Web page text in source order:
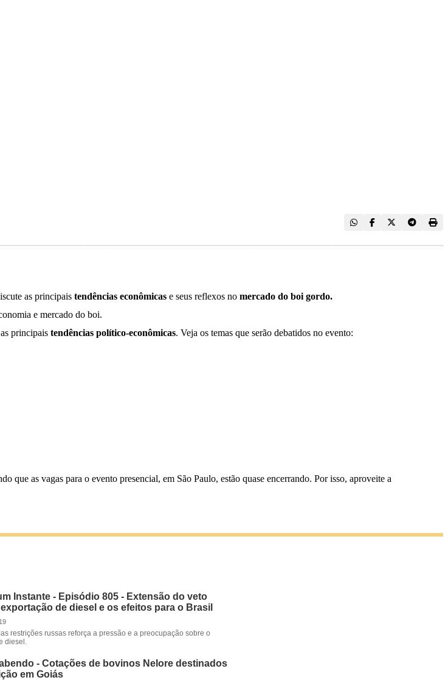
as principais tendências econômicas e seus reflexos no mercado do boi gordo.
e mercado do boi.
principais tendências político-econômicas. Veja os temas que serão debatidos no evento:
que as vagas para o evento presencial, em São Paulo, estão quase encerrando. Por isso, aproveite a
Instante - Episódio 805 - Extensão do veto
de diesel e os efeitos para o Brasil
restrições russas reforça a pressão e a preocupação sobre o
diesel.
- Cotações de bovinos Nelore destinados
em Goiás